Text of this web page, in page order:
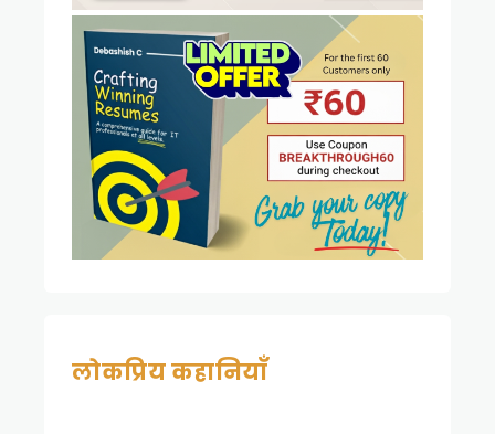
लोकप्रिय कहानियाँ